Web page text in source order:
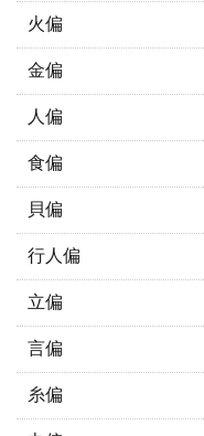
火偏
金偏
人偏
食偏
貝偏
行人偏
立偏
言偏
糸偏